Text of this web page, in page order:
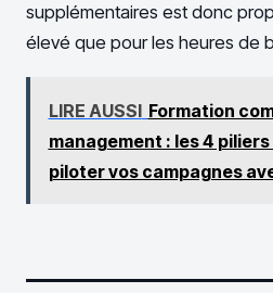
supplémentaires est donc
élevé que pour les heures de
LIRE AUSSI Formation
management : les 4
piloter vos campagnes